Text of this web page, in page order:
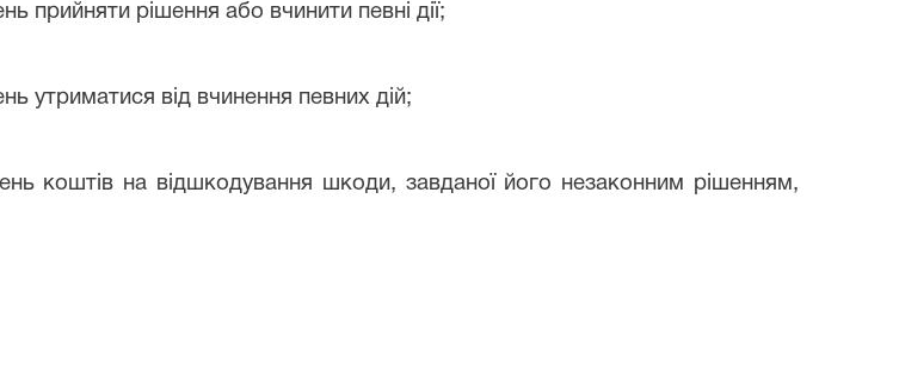
прийняти рішення або вчинити певні дії;
утриматися від вчинення певних дій;
коштів на відшкодування шкоди, завданої його незаконним рішенням,